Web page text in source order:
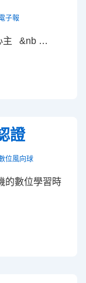
子報
主 &nb …
證
位風向球
的數位學習時